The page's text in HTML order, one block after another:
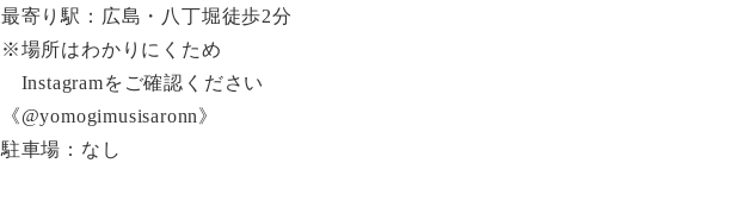
最寄り駅：広島・八丁堀徒歩2分
※場所はわかりにくため
Instagramをご確認ください
《@yomogimusisaronn》
駐車場：なし